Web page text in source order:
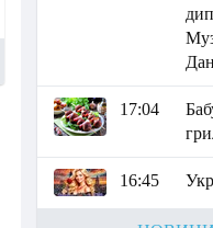
17:04
16:45